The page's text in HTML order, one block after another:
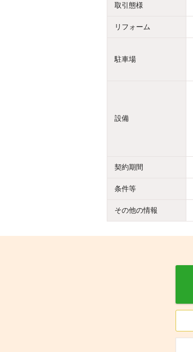
取引態様
リフォーム
駐車場
設備
契約期間
条件等
その他の情報